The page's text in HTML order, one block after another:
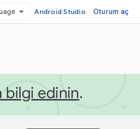
Android Studio Oturum aç
bilgi edinin.